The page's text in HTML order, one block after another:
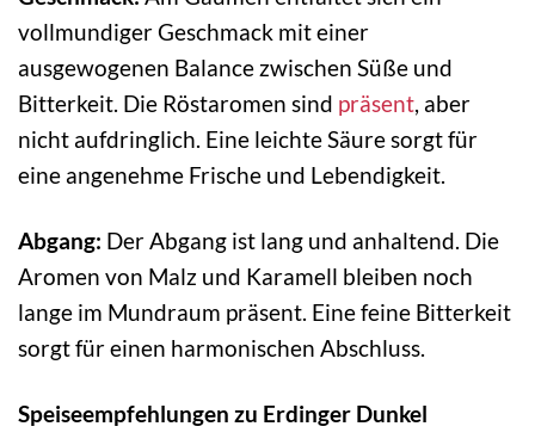
vollmundiger Geschmack mit einer
ausgewogenen Balance zwischen Süße und
Bitterkeit. Die Röstaromen sind präsent, aber
nicht aufdringlich. Eine leichte Säure sorgt für
eine angenehme Frische und Lebendigkeit.
Abgang: Der Abgang ist lang und anhaltend. Die
Aromen von Malz und Karamell bleiben noch
lange im Mundraum präsent. Eine feine Bitterkeit
sorgt für einen harmonischen Abschluss.
Speiseempfehlungen zu Erdinger Dunkel